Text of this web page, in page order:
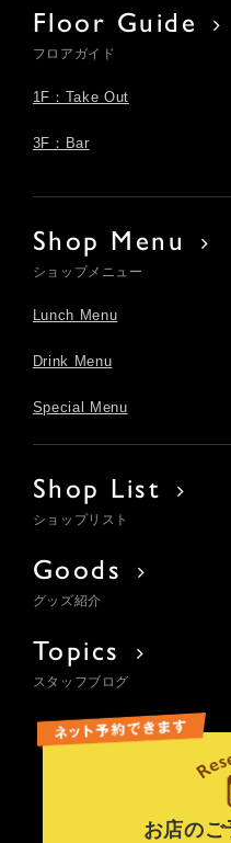
Floor Guide
フロアガイド
1F：Take Out
3F：Bar
Shop Menu
ショップメニュー
Lunch Menu
Drink Menu
Special Menu
Shop List
ショップリスト
Goods
グッズ紹介
Topics
スタッフブログ
お店のご